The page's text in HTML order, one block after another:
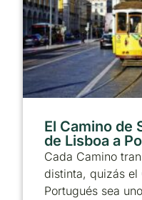
El Camino de
de Lisboa a
Cada Camino
distinta, quizás el
Portugués sea